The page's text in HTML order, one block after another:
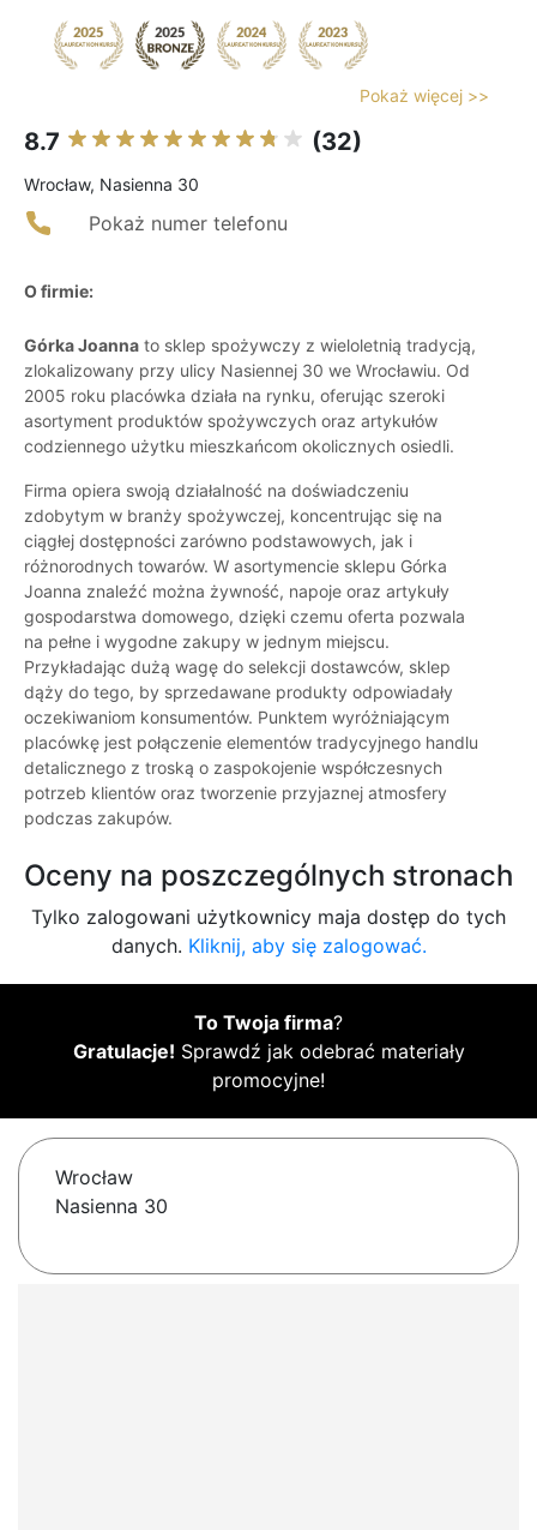
Pokaż więcej >>
8.7 (32)
Wrocław, Nasienna 30
Pokaż numer telefonu
O firmie:
Górka Joanna to sklep spożywczy z wieloletnią tradycją,
zlokalizowany przy ulicy Nasiennej 30 we Wrocławiu. Od
2005 roku placówka działa na rynku, oferując szeroki
asortyment produktów spożywczych oraz artykułów
codziennego użytku mieszkańcom okolicznych osiedli.
Firma opiera swoją działalność na doświadczeniu
zdobytym w branży spożywczej, koncentrując się na
ciągłej dostępności zarówno podstawowych, jak i
różnorodnych towarów. W asortymencie sklepu Górka
Joanna znaleźć można żywność, napoje oraz artykuły
gospodarstwa domowego, dzięki czemu oferta pozwala
na pełne i wygodne zakupy w jednym miejscu.
Przykładając dużą wagę do selekcji dostawców, sklep
dąży do tego, by sprzedawane produkty odpowiadały
oczekiwaniom konsumentów. Punktem wyróżniającym
placówkę jest połączenie elementów tradycyjnego handlu
detalicznego z troską o zaspokojenie współczesnych
potrzeb klientów oraz tworzenie przyjaznej atmosfery
podczas zakupów.
Oceny na poszczególnych stronach
Tylko zalogowani użytkownicy maja dostęp do tych
danych. Kliknij, aby się zalogować.
To Twoja firma?
Gratulacje! Sprawdź jak odebrać materiały
promocyjne!
Wrocław
Nasienna 30